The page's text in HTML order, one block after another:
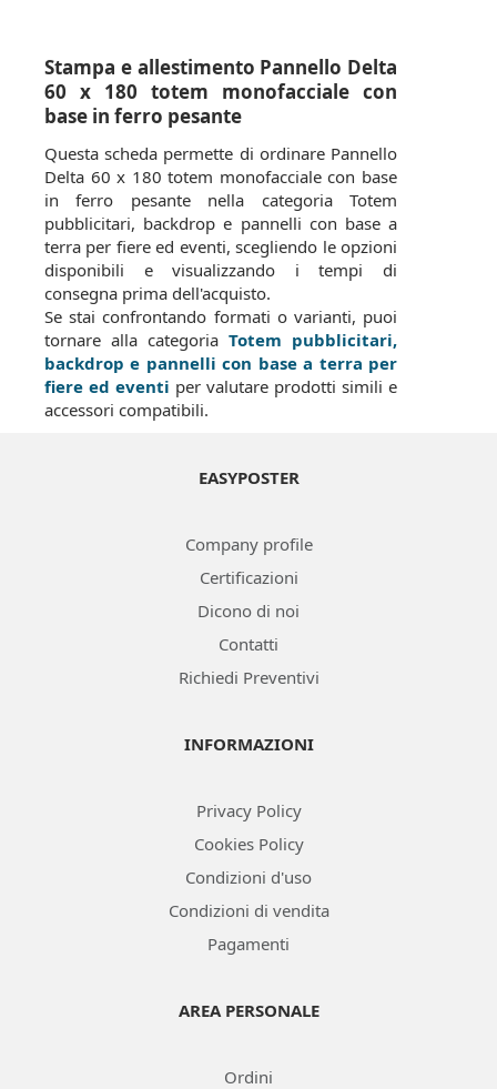
Stampa e allestimento Pannello Delta
60 x 180 totem monofacciale con
base in ferro pesante
Questa scheda permette di ordinare Pannello
Delta 60 x 180 totem monofacciale con base
in ferro pesante nella categoria Totem
pubblicitari, backdrop e pannelli con base a
terra per fiere ed eventi, scegliendo le opzioni
disponibili e visualizzando i tempi di
consegna prima dell'acquisto.
Se stai confrontando formati o varianti, puoi
tornare alla categoria Totem pubblicitari,
backdrop e pannelli con base a terra per
fiere ed eventi per valutare prodotti simili e
accessori compatibili.
EASYPOSTER
Company profile
Certificazioni
Dicono di noi
Contatti
Richiedi Preventivi
INFORMAZIONI
Privacy Policy
Cookies Policy
Condizioni d'uso
Condizioni di vendita
Pagamenti
AREA PERSONALE
Ordini